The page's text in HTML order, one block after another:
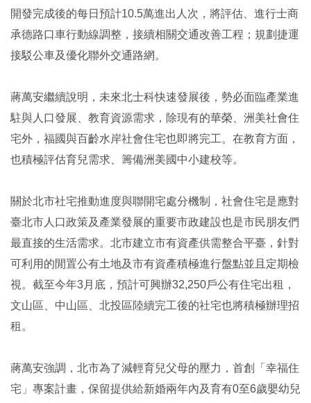
開發完成後的每日預計10.5萬進出人次，將評估、進行士商
承德路口車行動線調整，接續相關交通改善工程；規劃捷運
接駁公車及優化聯外交通路網。
蔣萬安繼續說明，未來北士科快速發展後，勢必面臨產業進
駐與人口發展、教育資源需求，除現有的華榮、洲美社會住
宅外，福國與百齡水岸社會住宅也即將完工。在教育方面，
也積極評估育兒需求、籌備洲美國中小建校等。
關於北市社宅推動進度與聯開宅處分機制，社會住宅是應對
臺北市人口政策及產業發展的重要市政建設也是市民朋友們
最直接的生活需求。北市建立市有資產供需整合平臺，針對
可利用的閒置公有土地及市有資產積極進行盤點並且定期檢
視。截至今年3月底，預計可興辦32,250戶公有住宅出租，
文山區、中山區、北投區陸續完工後的社宅也將積極辦理招
租。
蔣萬安強調，北市為了減輕育兒父母的壓力，首創「幸福住
宅」專案計畫，保留提供給新婚兩年內及育有0至6歲嬰幼兒